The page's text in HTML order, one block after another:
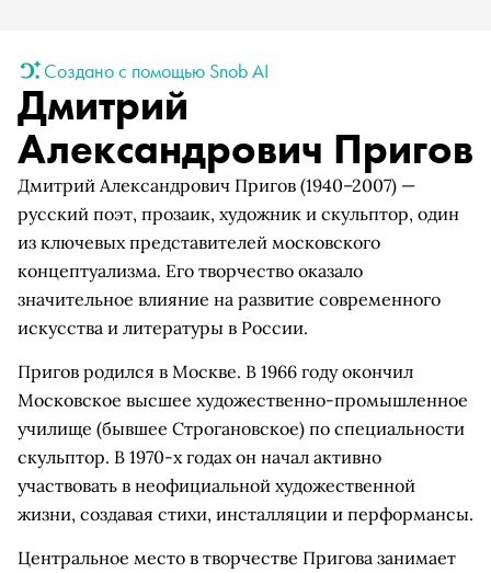
Создано с помощью Snob AI
Дмитрий
Александрович Пригов
Дмитрий Александрович Пригов (1940–2007) —
русский поэт, прозаик, художник и скульптор, один
из ключевых представителей московского
концептуализма. Его творчество оказало
значительное влияние на развитие современного
искусства и литературы в России.
Пригов родился в Москве. В 1966 году окончил
Московское высшее художественно-промышленное
училище (бывшее Строгановское) по специальности
скульптор. В 1970-х годах он начал активно
участвовать в неофициальной художественной
жизни, создавая стихи, инсталляции и перформансы.
Центральное место в творчестве Пригова занимает